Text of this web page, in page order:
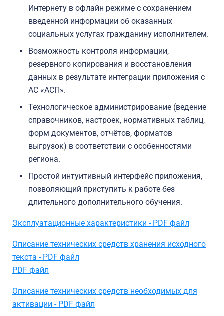
Интернету в офлайн режиме с сохранением
введенной информации об оказанных
социальных услугах гражданину исполнителем.
Возможность контроля информации,
резервного копирования и восстановления
данных в результате интеграции приложения с
АС «АСП».
Технологическое администрирование (ведение
справочников, настроек, нормативных таблиц,
форм документов, отчётов, форматов
выгрузок) в соответствии с особенностями
региона.
Простой интуитивный интерфейс приложения,
позволяющий приступить к работе без
длительного дополнительного обучения.
Эксплуатационные характеристики - PDF файл
Описание технических средств хранения исходного
текста - PDF файл
PDF файл
Описание технических средств необходимых для
активации - PDF файл